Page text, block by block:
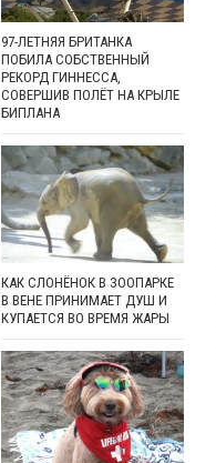
97-ЛЕТНЯЯ БРИТАНКА
ПОБИЛА СОБСТВЕННЫЙ
РЕКОРД ГИННЕССА,
СОВЕРШИВ ПОЛЁТ НА КРЫЛЕ
БИПЛАНА
КАК СЛОНЁНОК В ЗООПАРКЕ
В ВЕНЕ ПРИНИМАЕТ ДУШ И
КУПАЕТСЯ ВО ВРЕМЯ ЖАРЫ